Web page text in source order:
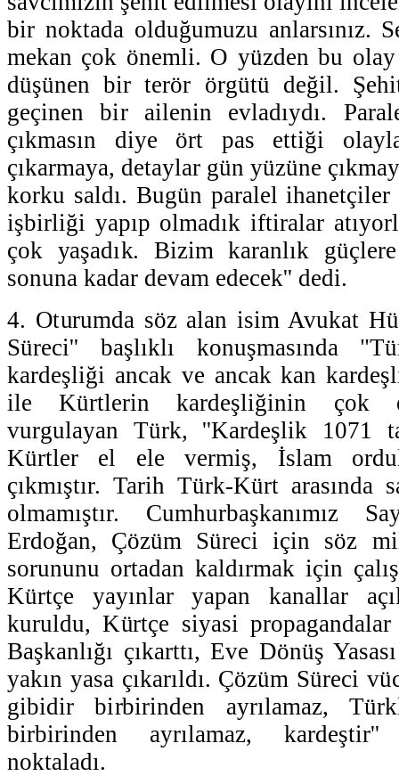
bir noktada olduğumuzu anlarsınız.
mekan çok önemli. O yüzden bu
düşünen bir terör örgütü değil.
geçinen bir ailenin evladıydı.
çıkmasın diye ört pas ettiği
çıkarmaya, detaylar gün yüzüne
korku saldı. Bugün paralel
işbirliği yapıp olmadık iftiralar
çok yaşadık. Bizim karanlık
sonuna kadar devam edecek'' dedi.
4. Oturumda söz alan isim Avukat
Süreci'' başlıklı konuşmasında
kardeşliği ancak ve ancak kan
ile Kürtlerin kardeşliğinin çok
vurgulayan Türk, ''Kardeşlik 1071
Kürtler el ele vermiş, İslam
çıkmıştır. Tarih Türk-Kürt arasında
olmamıştır. Cumhurbaşkanımız
Erdoğan, Çözüm Süreci için söz
sorununu ortadan kaldırmak için
Kürtçe yayınlar yapan kanallar
kuruldu, Kürtçe siyasi
Başkanlığı çıkarttı, Eve Dönüş
yakın yasa çıkarıldı. Çözüm Süreci
gibidir birbirinden ayrılamaz,
birbirinden ayrılamaz,
noktaladı.